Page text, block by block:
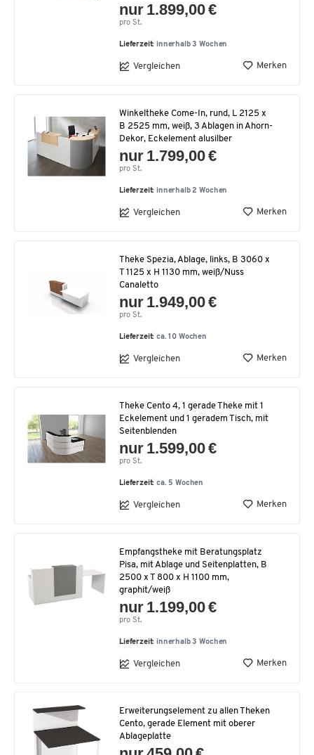
nur 1.899,00 €
pro St.
Lieferzeit: innerhalb 3 Wochen
Vergleichen Merken
Winkeltheke Come-In, rund, L 2125 x
B 2525 mm, weiß, 3 Ablagen in Ahorn-
Dekor, Eckelement alusilber
nur 1.799,00 €
pro St.
Lieferzeit: innerhalb 2 Wochen
Vergleichen Merken
Theke Spezia, Ablage, links, B 3060 x
T 1125 x H 1130 mm, weiß/Nuss
Canaletto
nur 1.949,00 €
pro St.
Lieferzeit:ca. 10 Wochen
Vergleichen Merken
Theke Cento 4, 1 gerade Theke mit 1
Eckelement und 1 geradem Tisch, mit
Seitenblenden
nur 1.599,00 €
pro St.
Lieferzeit:ca. 5 Wochen
Vergleichen Merken
Empfangstheke mit Beratungsplatz
Pisa, mit Ablage und Seitenplatten, B
2500 x T 800 x H 1100 mm,
graphit/weiß
nur 1.199,00 €
pro St.
Lieferzeit: innerhalb 3 Wochen
Vergleichen Merken
Erweiterungselement zu allen Theken
Cento, gerade Element mit oberer
Ablageplatte